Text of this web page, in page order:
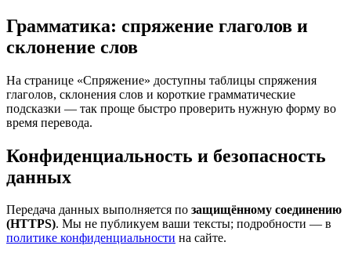
Грамматика: спряжение глаголов и
склонение слов
На странице «Спряжение» доступны таблицы спряжения
глаголов, склонения слов и короткие грамматические
подсказки — так проще быстро проверить нужную форму во
время перевода.
Конфиденциальность и безопасность
данных
Передача данных выполняется по защищённому соединению
(HTTPS). Мы не публикуем ваши тексты; подробности — в
политике конфиденциальности на сайте.